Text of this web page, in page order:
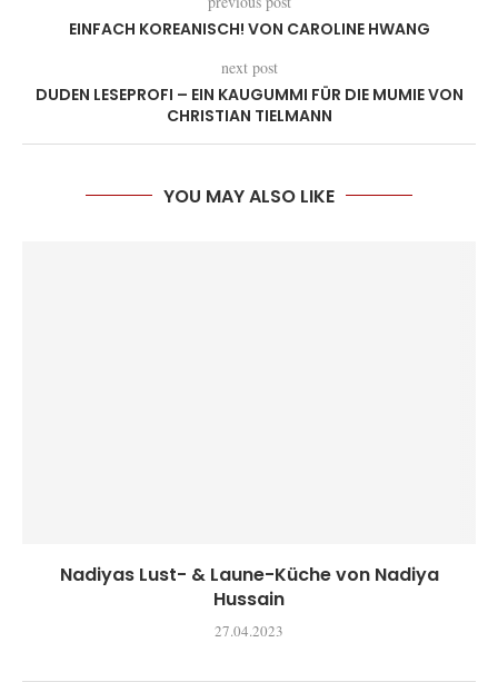
EINFACH KOREANISCH! VON CAROLINE HWANG
next post
DUDEN LESEPROFI – EIN KAUGUMMI FÜR DIE MUMIE VON
CHRISTIAN TIELMANN
YOU MAY ALSO LIKE
Nadiyas Lust- & Laune-Küche von Nadiya
Hussain
27.04.2023